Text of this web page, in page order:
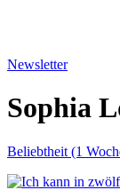
Newsletter
Sophia
Beliebtheit (1